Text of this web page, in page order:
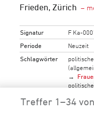
Frieden, Zürich
Signatur
F Ka-
Periode
Neuzeit
Schlagwörter
Treffer 1–34